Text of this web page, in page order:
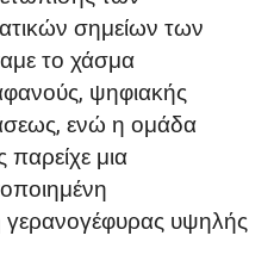
σημείων των
το χάσμα
ψηφιακής
ενώ η ομάδα
μια
γερανογέφυρας υψηλής